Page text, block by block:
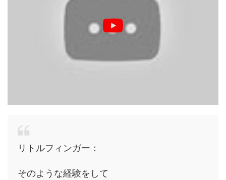
リトルフィンガー：
そのような経験をして